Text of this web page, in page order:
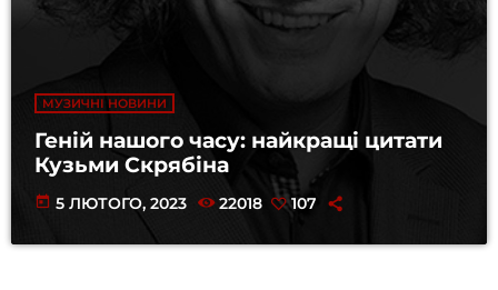
МУЗИЧНІ НОВИНИ
Геній нашого часу: найкращі цитати
Кузьми Скрябіна
today 5 ЛЮТОГО, 2023 22018 107